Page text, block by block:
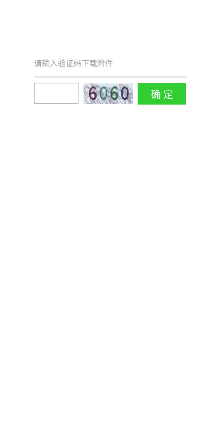
请输入验证码下载附件